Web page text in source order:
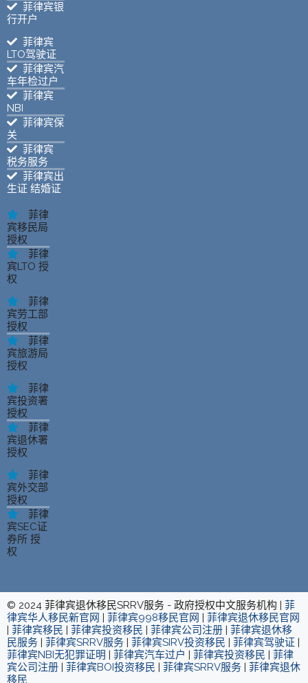
菲律宾银
行开户
菲律宾
LTO驾驶证
菲律宾汽
车年检过户
菲律宾
NBI
菲律宾保
关
菲律宾
税务服务
菲律宾出
生证 结婚证
菲律
宾移民局
授权
菲律
宾LTO 授
权
菲律
宾劳工部
授权
菲律
宾旅游局
授权
菲律
宾投资署
授权
菲律
宾退休署
授权
菲律
宾外交部
授权
菲律
宾SEC证
券所 授
权
© 2024 菲律宾退休移民SRRV服务 - 政府授权中文服务机构 | 菲
律宾华人移民新官网 | 菲律宾998移民官网 | 菲律宾退休移民官网
| 菲律宾移民 | 菲律宾投资移民 | 菲律宾公司注册 | 菲律宾退休移
民服务 | 菲律宾SRRV服务 | 菲律宾SIRV投资移民 | 菲律宾驾驶证 |
菲律宾NBI无犯罪证明 | 菲律宾汽车过户 | 菲律宾投资移民 | 菲律
宾公司注册 | 菲律宾BOI投资移民 | 菲律宾SRRV服务 | 菲律宾退休
移民